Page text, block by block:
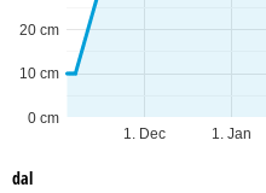
1. Dec 1. Jan
0 cm
10 cm
20 cm
dal